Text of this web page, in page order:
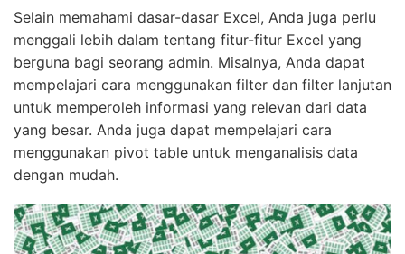
Selain memahami dasar-dasar Excel, Anda juga perlu
menggali lebih dalam tentang fitur-fitur Excel yang
berguna bagi seorang admin. Misalnya, Anda dapat
mempelajari cara menggunakan filter dan filter lanjutan
untuk memperoleh informasi yang relevan dari data
yang besar. Anda juga dapat mempelajari cara
menggunakan pivot table untuk menganalisis data
dengan mudah.